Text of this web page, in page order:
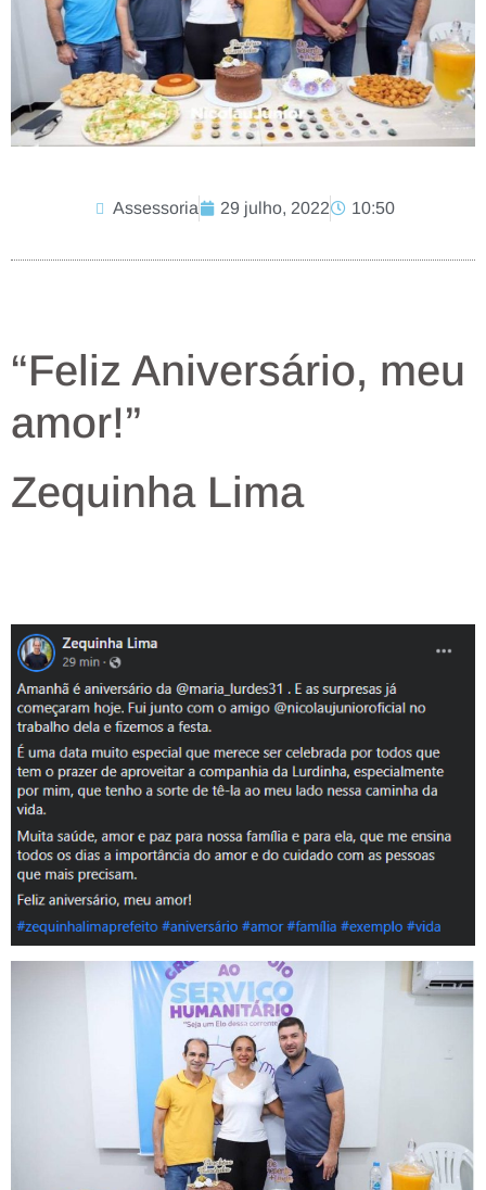
Assessoria 29 julho, 2022 10:50
“Feliz Aniversário, meu
amor!”
Zequinha Lima